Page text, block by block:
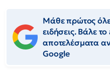
Μάθε πρώτος
ειδήσεις. Βάλε
αποτελέσματα
Google